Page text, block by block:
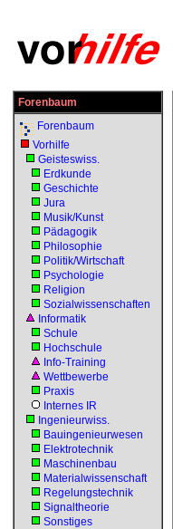
Forenbaum
Forenbaum
Vorhilfe
Geisteswiss.
Erdkunde
Geschichte
Jura
Musik/Kunst
Pädagogik
Philosophie
Politik/Wirtschaft
Psychologie
Religion
Sozialwissenschaften
Informatik
Schule
Hochschule
Info-Training
Wettbewerbe
Praxis
Internes IR
Ingenieurwiss.
Bauingenieurwesen
Elektrotechnik
Maschinenbau
Materialwissenschaft
Regelungstechnik
Signaltheorie
Sonstiges